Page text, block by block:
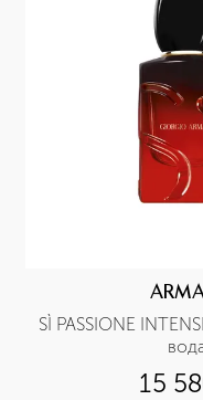
SÌ PASSIONE
15